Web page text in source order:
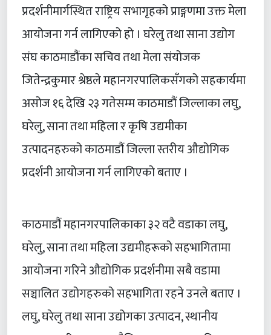
प्रदर्शनीमार्गस्थित राष्ट्रिय सभागृहको प्राङ्गणमा उक्त मेला
आयोजना गर्न लागिएको हो । घरेलु तथा साना उद्योग
संघ काठमाडौंका सचिव तथा मेला संयोजक
जितेन्द्रकुमार श्रेष्ठले महानगरपालिकसँगको सहकार्यमा
असोज १६ देखि २३ गतेसम्म काठमाडौं जिल्लाका लघु,
घरेलु, साना तथा महिला र कृषि उद्यमीका
उत्पादनहरुको काठमाडौं जिल्ला स्तरीय औद्योगिक
प्रदर्शनी आयोजना गर्न लागिएको बताए ।
काठमाडौं महानगरपालिकाका ३२ वटै वडाका लघु,
घरेलु, साना तथा महिला उद्यमीहरूको सहभागितामा
आयोजना गरिने औद्योगिक प्रदर्शनीमा सबै वडामा
सञ्चालित उद्योगहरुको सहभागिता रहने उनले बताए ।
लघु, घरेलु तथा साना उद्योगका उत्पादन, स्थानीय